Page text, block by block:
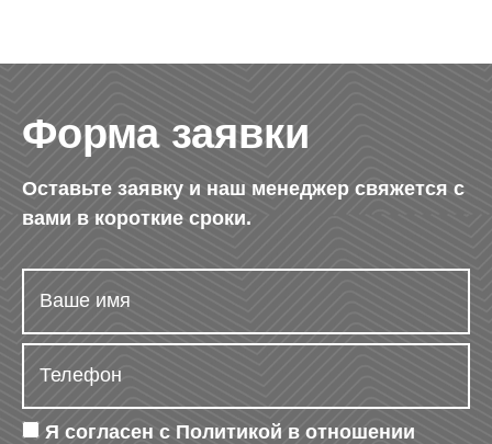
Форма заявки
Оставьте заявку и наш менеджер свяжется с
вами в короткие сроки.
Я согласен с Политикой в отношении